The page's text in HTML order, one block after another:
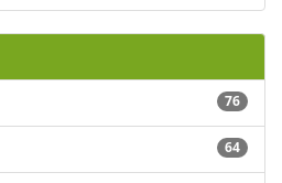
76
64